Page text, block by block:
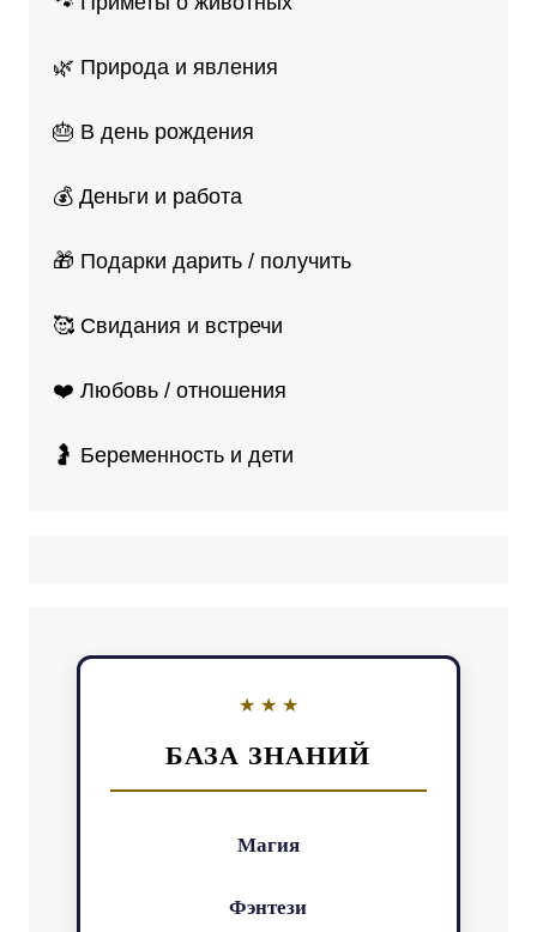
🌿 Природа и явления
🎂 В день рождения
💰 Деньги и работа
🎁 Подарки дарить / получить
🥰 Свидания и встречи
❤️ Любовь / отношения
🤰 Беременность и дети
БАЗА ЗНАНИЙ
Магия
Фэнтези